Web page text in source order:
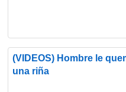
(VIDEOS) Hombre le
una riña